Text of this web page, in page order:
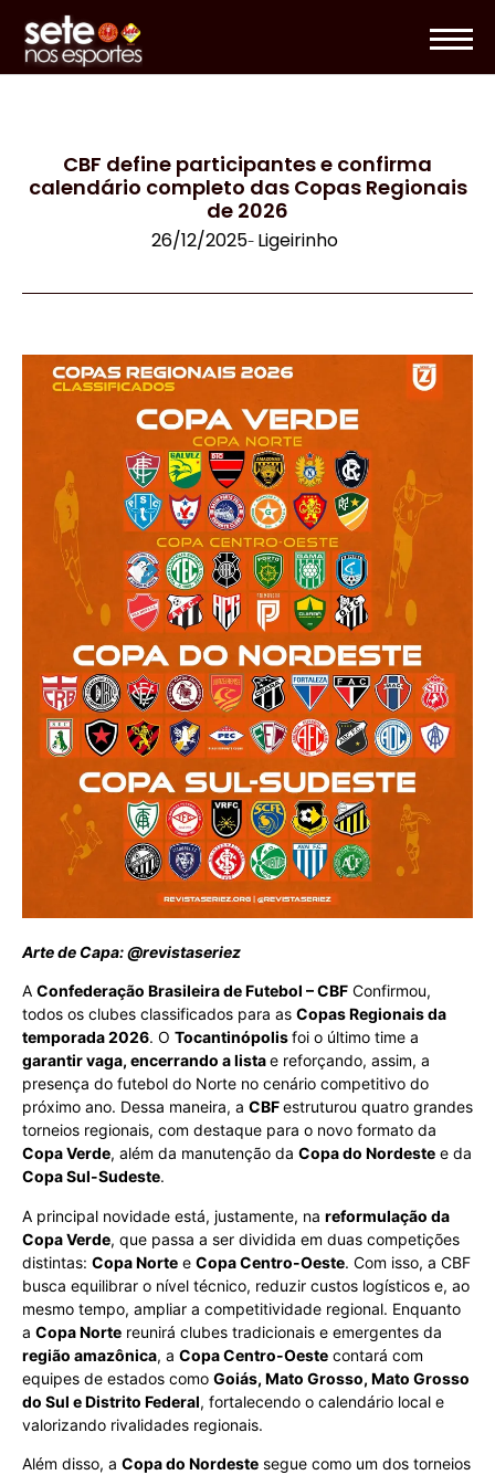
CBF define participantes e confirma
calendário completo das Copas Regionais
de 2026
26/12/2025- Ligeirinho
Arte de Capa: @revistaseriez
A Confederação Brasileira de Futebol – CBF Confirmou,
todos os clubes classificados para as Copas Regionais da
temporada 2026. O Tocantinópolisfoi o último time a
garantir vaga, encerrando a listae reforçando, assim, a
presença do futebol do Norte no cenário competitivo do
próximo ano. Dessa maneira, a CBFestruturou quatro grandes
torneios regionais, com destaque para o novo formato da
Copa Verde, além da manutenção da Copa do Nordeste e da
Copa Sul-Sudeste.
A principal novidade está, justamente, na reformulação da
Copa Verde, que passa a ser dividida em duas competições
distintas: Copa Norte e Copa Centro-Oeste. Com isso, a CBF
busca equilibrar o nível técnico, reduzir custos logísticos e, ao
mesmo tempo, ampliar a competitividade regional. Enquanto
a Copa Norte reunirá clubes tradicionais e emergentes da
região amazônica, a Copa Centro-Oeste contará com
equipes de estados como Goiás, Mato Grosso, Mato Grosso
do Sul e Distrito Federal, fortalecendo o calendário local e
valorizando rivalidades regionais.
Além disso, a Copa do Nordeste segue como um dos torneios